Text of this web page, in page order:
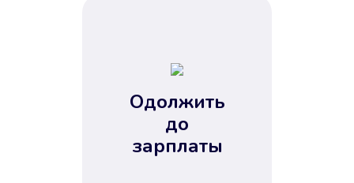
Одолжить
до
зарплаты